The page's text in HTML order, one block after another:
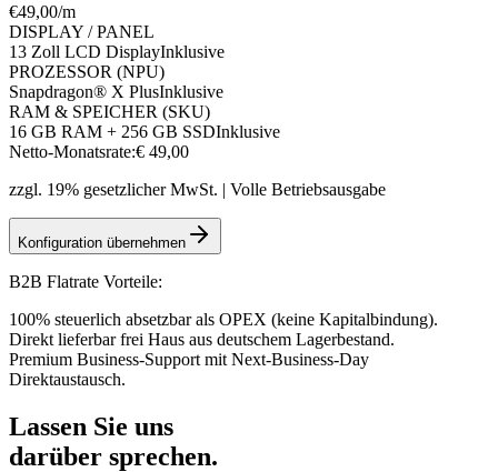
€49,00/m
DISPLAY / PANEL
13 Zoll LCD DisplayInklusive
PROZESSOR (NPU)
Snapdragon® X PlusInklusive
RAM & SPEICHER (SKU)
16 GB RAM + 256 GB SSDInklusive
Netto-Monatsrate:€ 49,00
zzgl. 19% gesetzlicher MwSt. | Volle Betriebsausgabe
Konfiguration übernehmen
B2B Flatrate Vorteile:
100% steuerlich absetzbar als OPEX (keine Kapitalbindung).
Direkt lieferbar frei Haus aus deutschem Lagerbestand.
Premium Business-Support mit Next-Business-Day
Direktaustausch.
Lassen Sie uns
darüber sprechen.